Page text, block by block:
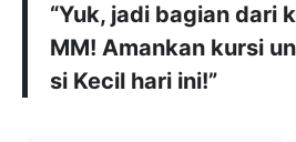
“Yuk, jadi bagian dari
MM! Amankan kursi
si Kecil hari ini!”